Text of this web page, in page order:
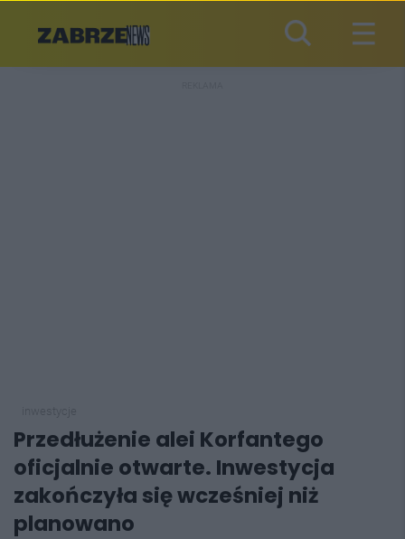
Przedłużenie alei Korfantego
oficjalnie otwarte. Inwestycja
zakończyła się wcześniej niż
planowano